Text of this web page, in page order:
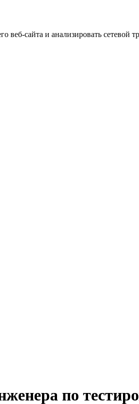
сайта и анализировать сетевой
по